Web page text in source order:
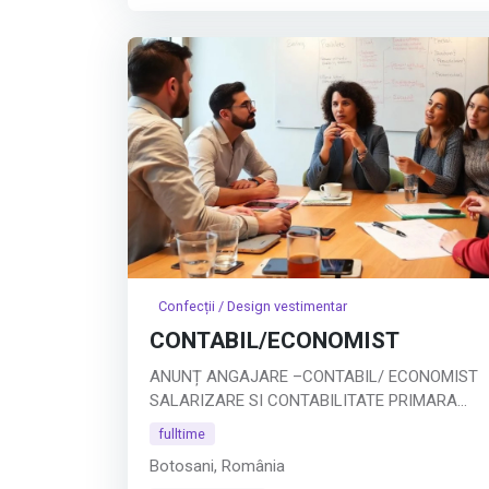
Afișează tot
Confecții / Design vestimentar
CONTABIL/ECONOMIST
ANUNȚ ANGAJARE –CONTABIL/ ECONOMIST
SALARIZARE SI CONTABILITATE PRIMARA
Companie: SC GT COMPANY SRL BOTOSANI
Descrierea postului:
fulltime
Botosani, România